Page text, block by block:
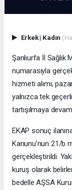
Erkek| Kadın
Şanlıurfa İl Sağlık
numarasıyla
hizmeti alımı,
yalnızca tek
tartışılmaya
EKAP sonuç
Kanunu’nun 21/b
gerçekleştirildi.
kuruş olarak
bedelle AŞSA